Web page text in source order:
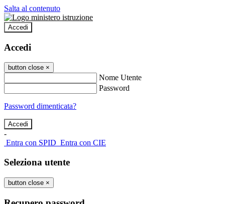
Salta al contenuto
Accedi
Accedi
button close ×
Nome Utente
Password
Password dimenticata?
-
Entra con SPID Entra con CIE
Seleziona utente
button close ×